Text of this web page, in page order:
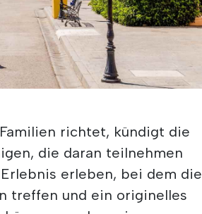
richtet, kündigt die
die daran teilnehmen
erleben, bei dem die
treffen und ein originelles